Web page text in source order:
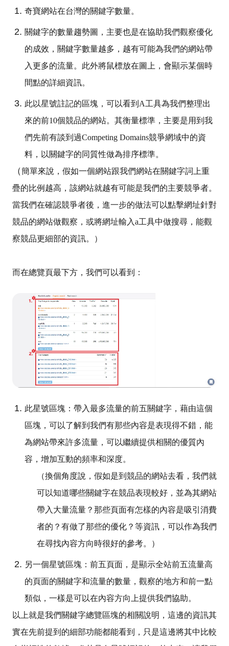
奇寶網站在台灣的關鍵字數量。
關鍵字的數量趨勢圖，主要也是在協助我們觀察優化
的成效，關鍵字數量越多，越有可能為我們的網站帶
入更多的流量。此外將鼠標放在圖上，會顯示某個時
間點的詳細資訊。
此以星號註記的區塊，可以看到A工具為我們整理出
來的前10個競品的網站。其衡量標準，主要是用到我
們先前有談到過Competing Domains競爭網域中的資
料，以關鍵字的同質性做為排序標準。
（簡單來說，假如一個網站跟我們網站在關鍵字詞上重
疊的比例越高，該網站就越有可能是我們的主要競爭者。
當我們在確認競爭者後，進一步的做法可以點擊網址針對
競品的網站做觀察，或將網址輸入a工具中做搜尋，能觀
察競品更細部的資訊。）
而在總覽頁最下方，我們可以看到：
此星號區塊：帶入最多流量的前五關鍵字，藉由這個
區塊，可以了解到我們有那些內容是表現得不錯，能
為網站帶來許多流量，可以繼續提供相關的優質內
容，增加互動的頻率和深度。
（換個角度說，假如是到競品的網站去看，我們就
可以知道哪些關鍵字在競品表現較好，並為其網站
帶入大量流量？那些頁面有怎樣的內容是吸引消費
者的？有做了那些的優化？等資訊，可以作為我們
在尋找內容方向時很好的參考。）
另一個星號區塊：前五頁面，是顯示全站前五流量高
的頁面的關鍵字和流量的數量，觀察的地方和前一點
類似，一樣是可以在內容方向上提供我們協助。
以上就是我們關鍵字總覽區塊的相關說明，這邊的資訊其
實在先前提到的細部功能都能看到，只是這邊將其中比較